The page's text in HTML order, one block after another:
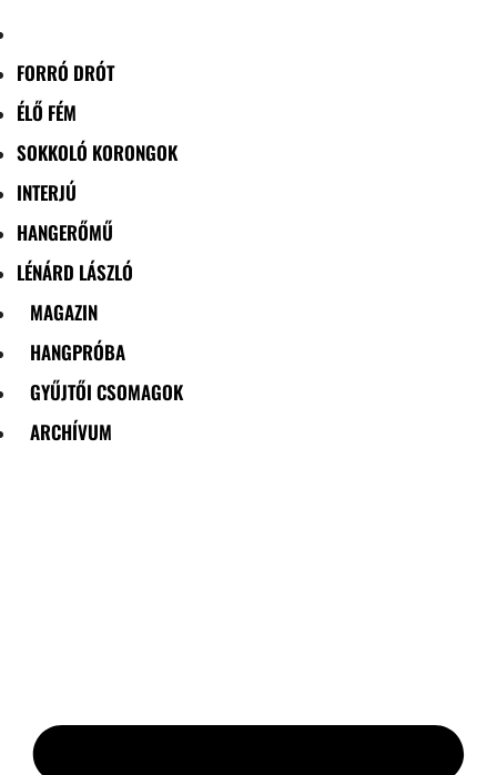
FORRÓ DRÓT
ÉLŐ FÉM
SOKKOLÓ KORONGOK
INTERJÚ
HANGERŐMŰ
LÉNÁRD LÁSZLÓ
MAGAZIN
HANGPRÓBA
GYŰJTŐI CSOMAGOK
ARCHÍVUM